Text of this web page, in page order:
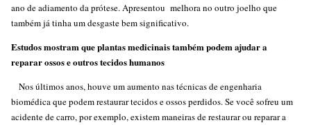
ano de adiamento da prótese. Apresentou melhora no outro joelho que
também já tinha um desgaste bem significativo.
Estudos mostram que plantas medicinais também podem ajudar a
reparar ossos e outros tecidos humanos
Nos últimos anos, houve um aumento nas técnicas de engenharia
biomédica que podem restaurar tecidos e ossos perdidos. Se você sofreu um
acidente de carro, por exemplo, existem maneiras de restaurar ou reparar a